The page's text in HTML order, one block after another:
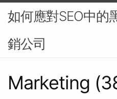
如何應對SEO中的
銷公司
Marketing